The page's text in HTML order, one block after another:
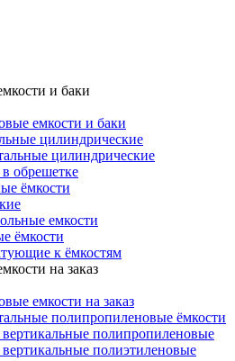
и баки
емкости и баки
цилиндрические
цилиндрические
обрешетке
ёмкости
емкости
ёмкости
к ёмкостям
на заказ
емкости на заказ
полипропиленовые ёмкости
полипропиленовые
полиэтиленовые